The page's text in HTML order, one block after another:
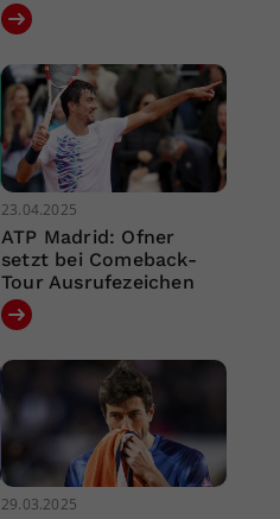
23.04.2025
ATP Madrid: Ofner
setzt bei Comeback-
Tour Ausrufezeichen
29.03.2025